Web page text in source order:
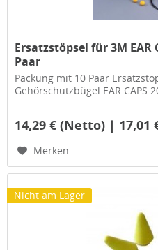
Ersatzstöpsel für 3M EAR
Paar
Packung mit 10 Paar
Gehörschutzbügel EAR CAPS
14,29 € (Netto) | 17,01
Merken
Nicht am Lager